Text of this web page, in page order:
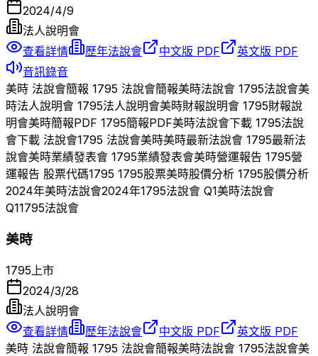
2024/4/9
法人說明會
查看詳情
歷年法說會 中文版 PDF
英文版 PDF
音訊錄音
美時 法說會簡報 1795 法說會簡報美時法說會 1795法說會美
時法人說明會 1795法人說明會美時財報說明會 1795財報說
明會美時簡報PDF 1795簡報PDF美時法說會下載 1795法說
會下載 法說會1795 法說會美時美時最新法說會 1795最新法
說會美時業績發表會 1795業績發表會美時營運報告 1795營
運報告 股票代碼1795 1795股票美時股價分析 1795股價分析
2024年美時法說會2024年1795法說會 Q1美時法說會
Q11795法說會
美時
1795 上市
2024/3/28
法人說明會
查看詳情
歷年法說會 中文版 PDF
英文版 PDF
美時 法說會簡報 1795 法說會簡報美時法說會 1795法說會美